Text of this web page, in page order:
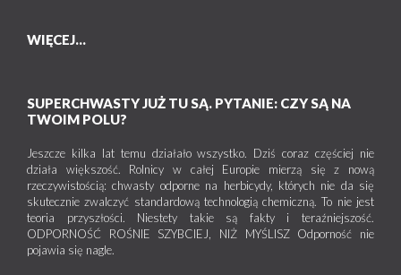
WIĘCEJ...
SUPERCHWASTY JUŻ TU SĄ. PYTANIE: CZY SĄ NA
TWOIM POLU?
Jeszcze kilka lat temu działało wszystko. Dziś coraz częściej nie
działa większość. Rolnicy w całej Europie mierzą się z nową
rzeczywistością: chwasty odporne na herbicydy, których nie da się
skutecznie zwalczyć standardową technologią chemiczną. To nie jest
teoria przyszłości. Niestety takie są fakty i teraźniejszość.
ODPORNOŚĆ ROŚNIE SZYBCIEJ, NIŻ MYŚLISZ Odporność nie
pojawia się nagle.